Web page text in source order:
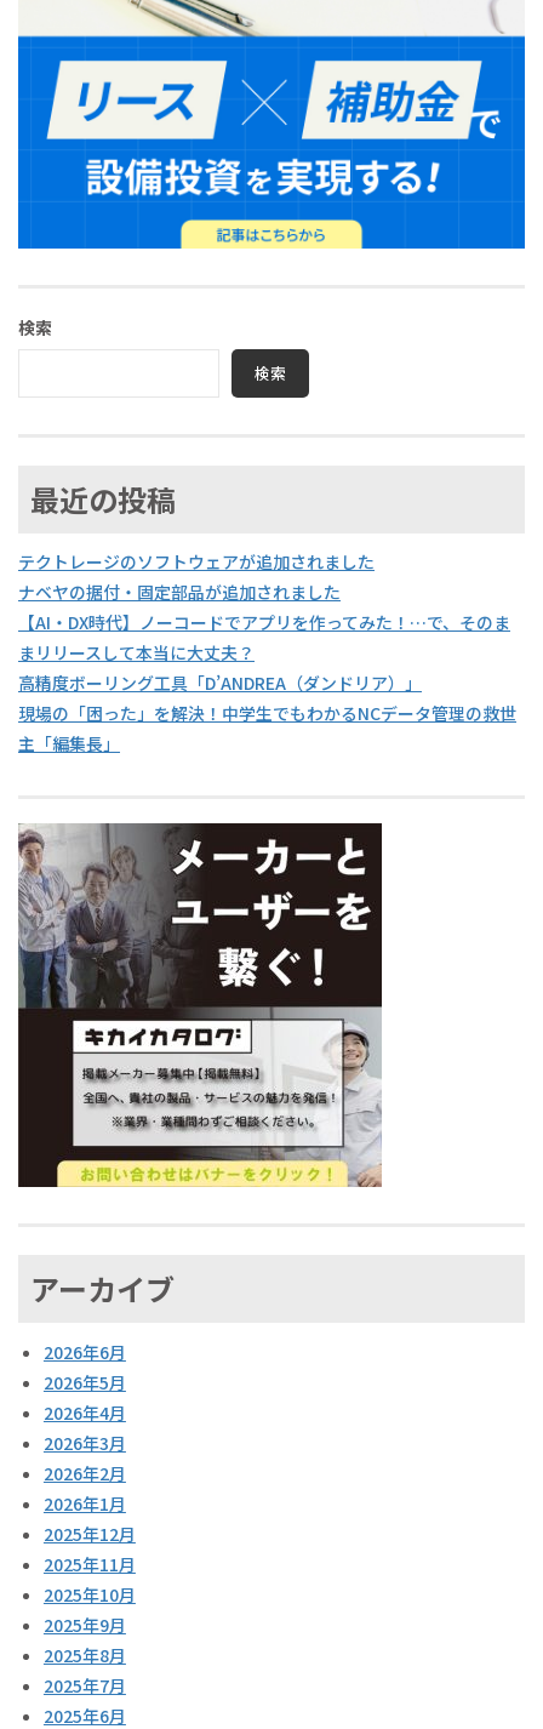
検索
検索
最近の投稿
テクトレージのソフトウェアが追加されました
ナベヤの据付・固定部品が追加されました
【AI・DX時代】ノーコードでアプリを作ってみた！…で、そのま
まリリースして本当に大丈夫？
高精度ボーリング工具「D’ANDREA（ダンドリア）」
現場の「困った」を解決！中学生でもわかるNCデータ管理の救世
主「編集長」
アーカイブ
2026年6月
2026年5月
2026年4月
2026年3月
2026年2月
2026年1月
2025年12月
2025年11月
2025年10月
2025年9月
2025年8月
2025年7月
2025年6月